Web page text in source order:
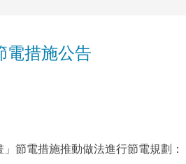
電措施公告
節電措施推動做法進行節電規劃：